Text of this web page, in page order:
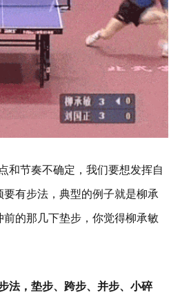
和节奏不确定，我们要想发挥自
有步法，典型的例子就是柳承
的那几下垫步，你觉得柳承敏
法，垫步、跨步、并步、小碎